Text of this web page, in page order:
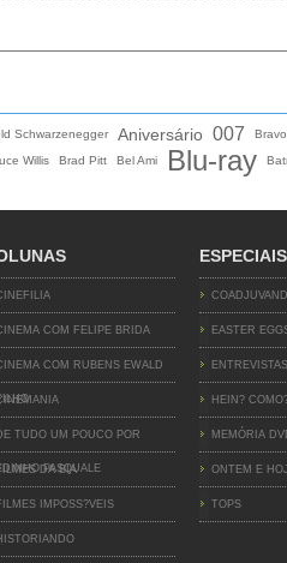
Schwarzenegger Aniversário 007
Bravo
Willis Brad Pitt Bel Ami Blu-ray
COM FELIPE BRIDA
COM RUBENS EWALD
TUDO UM POUCO POR
PASQUALE
DA BIA
IMPOSS?VEIS
ESPECIAIS
EASTER
ENTREVISTAS
HEIN?
MEMÓRIA
ONTEM E
TOPS